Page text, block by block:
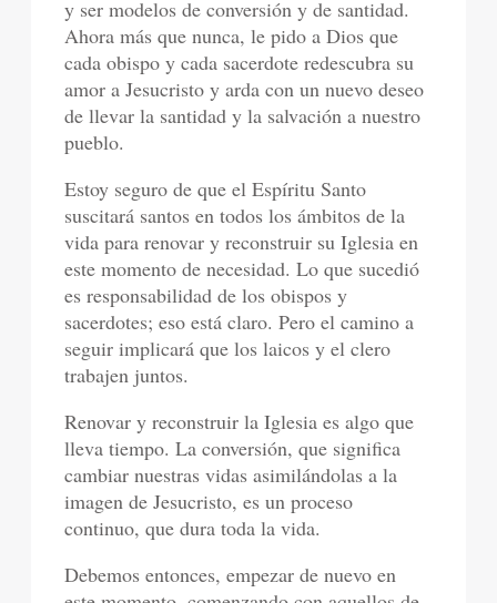
y ser modelos de conversión y de santidad.
Ahora más que nunca, le pido a Dios que
cada obispo y cada sacerdote redescubra su
amor a Jesucristo y arda con un nuevo deseo
de llevar la santidad y la salvación a nuestro
pueblo.
Estoy seguro de que el Espíritu Santo
suscitará santos en todos los ámbitos de la
vida para renovar y reconstruir su Iglesia en
este momento de necesidad. Lo que sucedió
es responsabilidad de los obispos y
sacerdotes; eso está claro. Pero el camino a
seguir implicará que los laicos y el clero
trabajen juntos.
Renovar y reconstruir la Iglesia es algo que
lleva tiempo. La conversión, que significa
cambiar nuestras vidas asimilándolas a la
imagen de Jesucristo, es un proceso
continuo, que dura toda la vida.
Debemos entonces, empezar de nuevo en